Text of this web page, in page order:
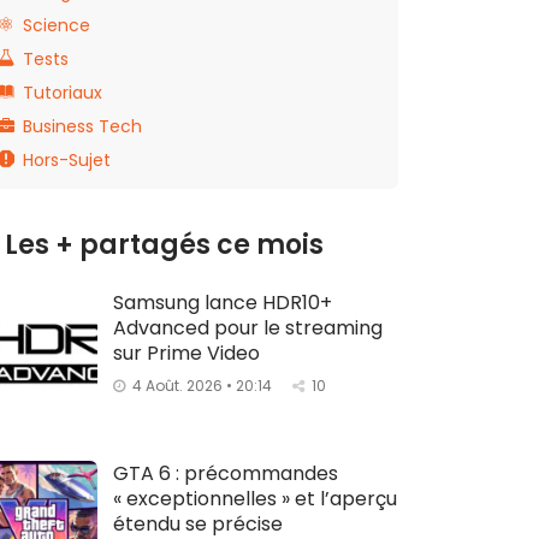
Science
Tests
Tutoriaux
Business Tech
Hors-Sujet
Les + partagés ce mois
Samsung lance HDR10+
Advanced pour le streaming
sur Prime Video
4 Août. 2026 • 20:14 10
GTA 6 : précommandes
« exceptionnelles » et l’aperçu
étendu se précise